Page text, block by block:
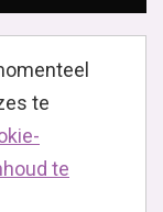
te
te